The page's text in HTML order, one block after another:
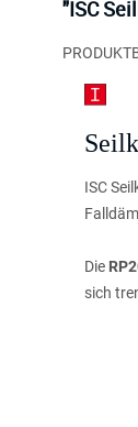
"ISC
ISC
Die
sich